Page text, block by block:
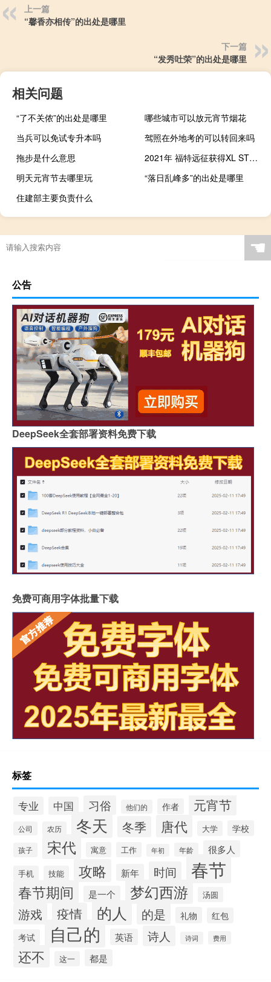
上一篇
“馨香亦相传”的出处是哪里
下一篇
“发秀吐荣”的出处是哪里
相关问题
“了不关侬”的出处是哪里
哪些城市可以放元宵节烟花
当兵可以免试专升本吗
驾照在外地考的可以转回来吗
拖步是什么意思
2021年 福特远征获得XL STX的基本规格 起价49995美元
明天元宵节去哪里玩
“落日乱峰多”的出处是哪里
住建部主要负责什么
☚
公告
DeepSeek全套部署资料免费下载
免费可商用字体批量下载
标签
专业 中国 习俗 他们的 作者 元宵节
公司 农历 冬天 冬季 唐代 大学 学校
孩子 宋代 寓意 工作 年初 年龄 很多人
手机 技能 攻略 新年 时间 春节
春节期间 是一个 梦幻西游 汤圆
游戏 疫情 的人 的是 礼物
红包
考试
自己的 英语 诗人 诗词 费用
还不 这一 都是